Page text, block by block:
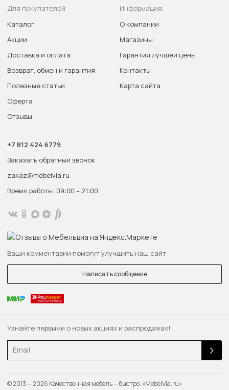
Узнайте первыми о новых акциях и распродажах!
Email
Для покупателей
Каталог
Акции
Доставка и оплата
Возврат, обмен и гарантия
Полезные статьи
Оферта
Отзывы
Информация
О компании
Магазины
Гарантия лучшей цены
Контакты
Карта сайта
+7 812 424 6779
Заказать обратный звонок
zakaz@mebelvia.ru
Время работы: 09:00 – 21:00
Ваши комментарии помогут улучшить наш сайт
Написать сообщение
© 2013 — 2026 Качественная мебель — быстро. «MebelVia.ru»